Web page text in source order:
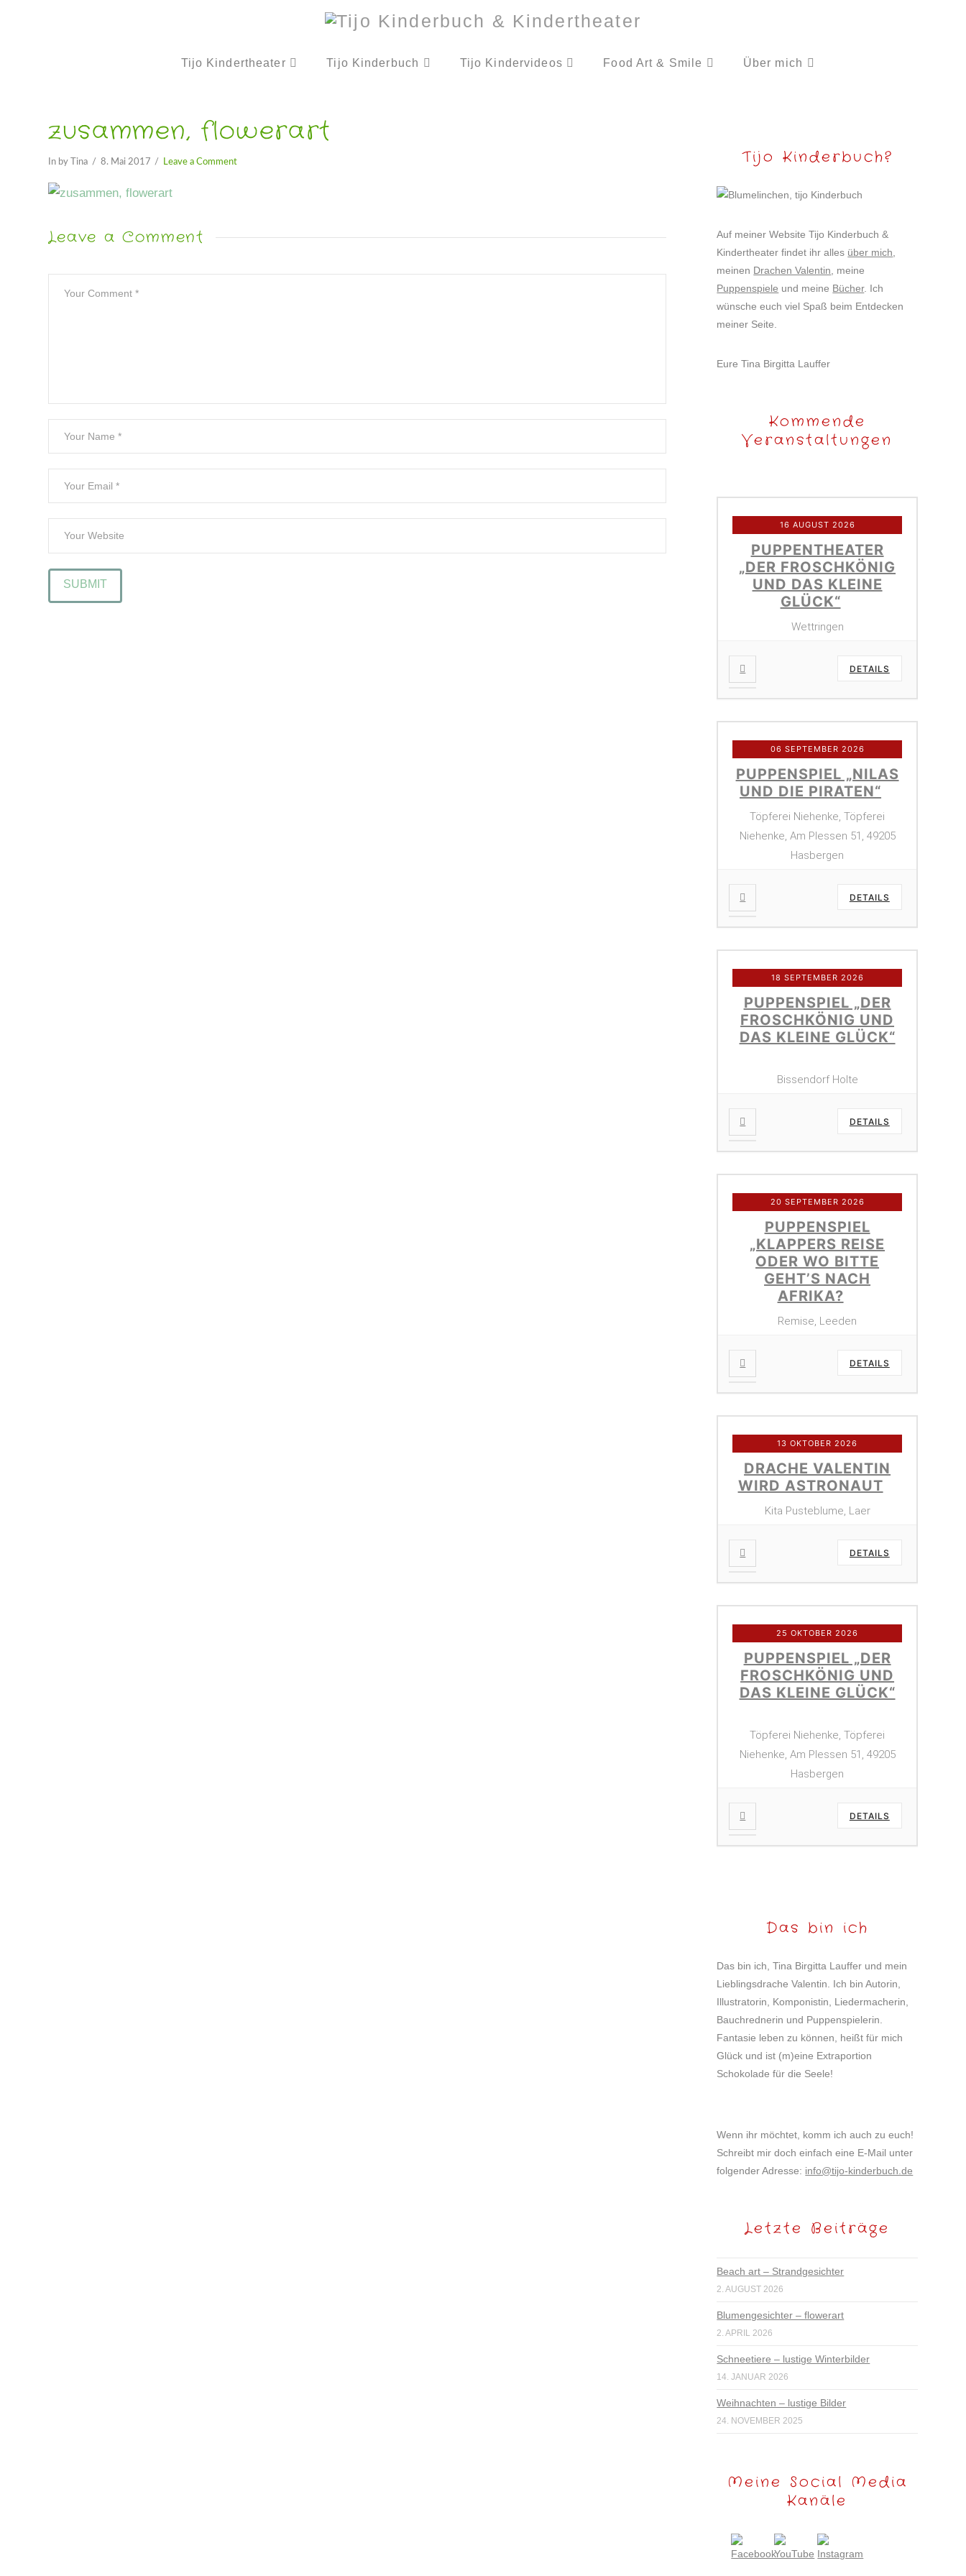
Tijo Kindertheater Tijo Kinderbuch Tijo Kindervideos Food Art & Smile Über mich
zusammen, flowerart
In by Tina 8. Mai 2017 Leave a Comment
Leave a Comment
Tijo Kinderbuch?
Auf meiner Website Tijo Kinderbuch &
Kindertheater findet ihr alles über mich
meinen Drachen Valentin , meine
Puppenspiele und meine Bücher. Ich
wünsche euch viel Spaß beim Entdecken
meiner Seite.
Eure Tina Birgitta Lauffer
Kommende
Veranstaltungen
16 AUGUST 2026
PUPPENTHEATER
„DER FROSCHKÖNIG
UND DAS KLEINE
GLÜCK“
Wettringen
DETAILS
06 SEPTEMBER 2026
PUPPENSPIEL „NILAS
UND DIE PIRATEN“
Töpferei Niehenke, Töpferei
Niehenke, Am Plessen 51, 49205
Hasbergen
DETAILS
18 SEPTEMBER 2026
PUPPENSPIEL „DER
FROSCHKÖNIG UND
DAS KLEINE GLÜCK“
Bissendorf Holte
DETAILS
20 SEPTEMBER 2026
PUPPENSPIEL
„KLAPPERS REISE
ODER WO BITTE
GEHT’S NACH
AFRIKA?
Remise, Leeden
DETAILS
13 OKTOBER 2026
DRACHE VALENTIN
WIRD ASTRONAUT
Kita Pusteblume, Laer
DETAILS
25 OKTOBER 2026
PUPPENSPIEL „DER
FROSCHKÖNIG UND
DAS KLEINE GLÜCK“
Töpferei Niehenke, Töpferei
Niehenke, Am Plessen 51, 49205
Hasbergen
DETAILS
Das bin ich
Das bin ich, Tina Birgitta Lauffer und mein
Lieblingsdrache Valentin. Ich bin Autorin,
Illustratorin, Komponistin, Liedermacherin,
Bauchrednerin und Puppenspielerin.
Fantasie leben zu können, heißt für mich
Glück und ist (m)eine Extraportion
Schokolade für die Seele!
Wenn ihr möchtet, komm ich auch zu euch!
Schreibt mir doch einfach eine E-Mail unter
folgender Adresse: info@tijo-kinderbuch.de
Letzte Beiträge
Beach art – Strandgesichter
2. AUGUST 2026
Blumengesichter – flowerart
2. APRIL 2026
Schneetiere – lustige Winterbilder
14. JANUAR 2026
Weihnachten – lustige Bilder
24. NOVEMBER 2025
Meine Social Media
Kanäle